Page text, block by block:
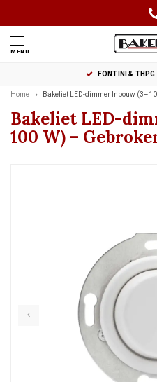
MENU
FONTINI &
Home Bakeliet LED-dimmer Inbouw
Bakeliet LED-
100 W) –